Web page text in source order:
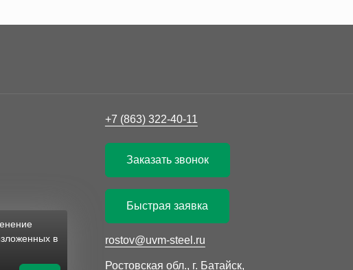
+7 (863) 322-40-11
Заказать звонок
Быстрая заявка
rostov@uvm-steel.ru
Ростовская обл., г. Батайск,
в